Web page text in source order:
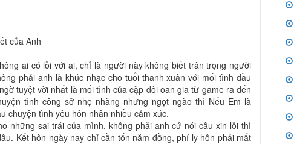
của Anh
ai có lỗi với ai, chỉ là người này không biết trân trọng người
phải anh là khúc nhạc cho tuổi thanh xuân với mối tình đầu
tuyệt vời nhất là mối tình của cặp đôi oan gia từ game ra đến
tình công sở nhẹ nhàng nhưng ngọt ngào thì Nếu Em là
chuyện tình yêu hôn nhân nhiều cảm xúc.
những sai trái của mình, không phải anh cứ nói câu xin lỗi thì
Kết hôn ngày nay chỉ cần tốn năm đồng, phí ly hôn phải mất